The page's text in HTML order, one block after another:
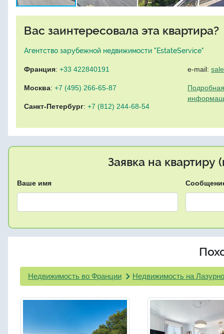
Вас заинтересовала эта квартира?
Агентство зарубежной недвижимости "EstateService"
Франция: +33 422840191
Москва: +7 (495) 266-65-87
Санкт-Петербург: +7 (812) 244-68-54
e-mail:
Заявка на квартиру
Ваше имя
Недвижимость во Франции Недвижимость на